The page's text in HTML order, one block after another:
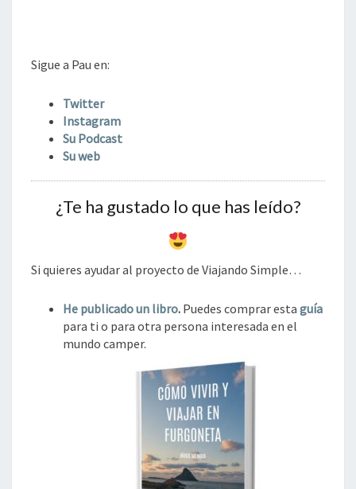
Sigue a Pau en:
Twitter
Instagram
Su Podcast
Su web
¿Te ha gustado lo que has leído?
Si quieres ayudar al proyecto de Viajando Simple…
He publicado un libro. Puedes comprar esta guía
para ti o para otra persona interesada en el
mundo camper.